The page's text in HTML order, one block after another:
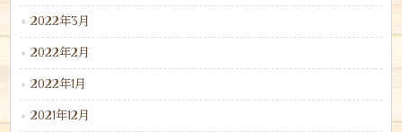
2022年3月
2022年2月
2022年1月
2021年12月